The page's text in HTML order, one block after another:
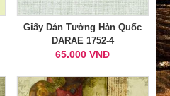
Giấy Dán Tường Hàn Quốc
DARAE 1752-4
65.000 VNĐ